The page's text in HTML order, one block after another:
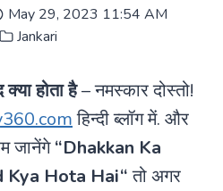
May 29, 2023 11:54 AM
Jankari
होता है– नमस्कार दोस्तो!
हिन्दी ब्लॉग में. और
जानेंगे“Dhakkan Ka
Kya Hota Hai“तो अगर